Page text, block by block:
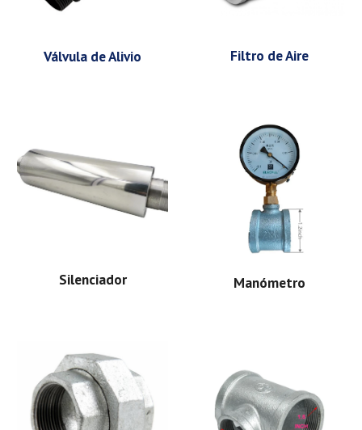
Válvula de Alivio Filtro de Aire
Silenciador Manómetro